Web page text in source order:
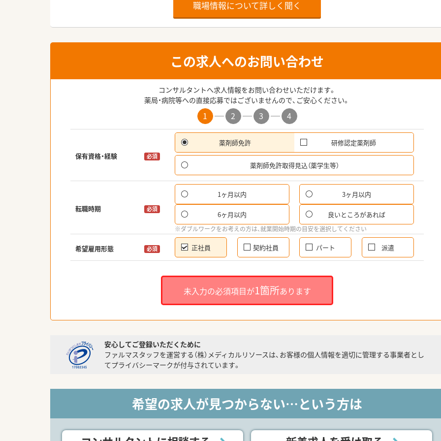
職場情報について詳しく聞く
この求人へのお問い合わせ
コンサルタントへ求人情報をお問い合わせいただけます。
薬局・病院等への直接応募ではございませんので、ご安心ください。
1 2 3 4
保有資格・経験 必須
薬剤師免許 研修認定薬剤師
薬剤師免許取得見込（薬学生等）
転職時期 必須
1ヶ月以内 3ヶ月以内
6ヶ月以内 良いところがあれば
※ダブルワークをお考えの方は、就業開始時期の目安を選択してください
希望雇用形態 必須 正社員 契約社員 パート 派遣
未入力の必須項目が1箇所あります
安心してご登録いただくために
ファルマスタッフを運営する（株）メディカルリソースは、お客様の個人情報を適切に管理する事業者とし
てプライバシーマークが付与されています。
希望の求人が見つからない…という方は